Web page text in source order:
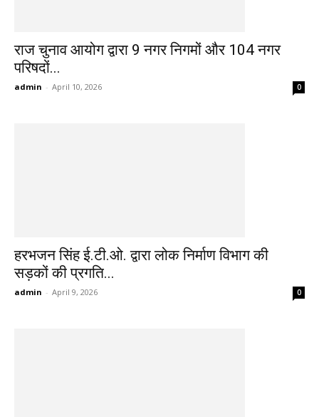
राज चुनाव आयोग द्वारा 9 नगर निगमों और 104 नगर
परिषदों...
admin - April 10, 2026 0
हरभजन सिंह ई.टी.ओ. द्वारा लोक निर्माण विभाग की
सड़कों की प्रगति...
admin - April 9, 2026 0